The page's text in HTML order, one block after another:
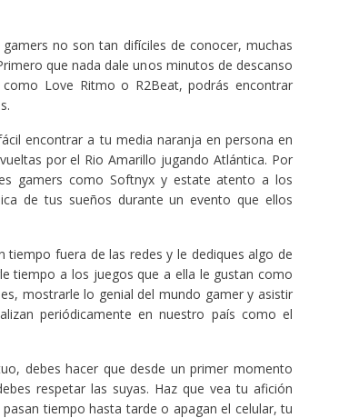
no son tan difíciles de conocer, muchas
que nada dale unos minutos de descanso
Love Ritmo o R2Beat, podrás encontrar
encontrar a tu media naranja en persona en
por el Rio Amarillo jugando Atlántica. Por
gamers como Softnyx y estate atento a los
de tus sueños durante un evento que ellos
tiempo fuera de las redes y le dediques algo de
tiempo a los juegos que a ella le gustan como
mostrarle lo genial del mundo gamer y asistir
periódicamente en nuestro país como el
debes hacer que desde un primer momento
respetar las suyas. Haz que vea tu afición
tiempo hasta tarde o apagan el celular, tu